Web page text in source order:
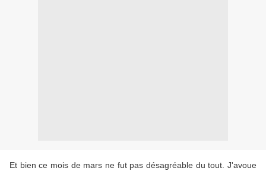
Et bien ce mois de mars ne fut pas désagréable du tout. J'avoue